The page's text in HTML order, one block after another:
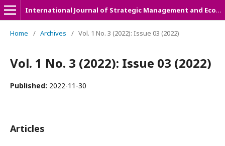
International Journal of Strategic Management and Economic Studies (IJSMES)
Home / Archives / Vol. 1 No. 3 (2022): Issue 03 (2022)
Vol. 1 No. 3 (2022): Issue 03 (2022)
Published: 2022-11-30
Articles